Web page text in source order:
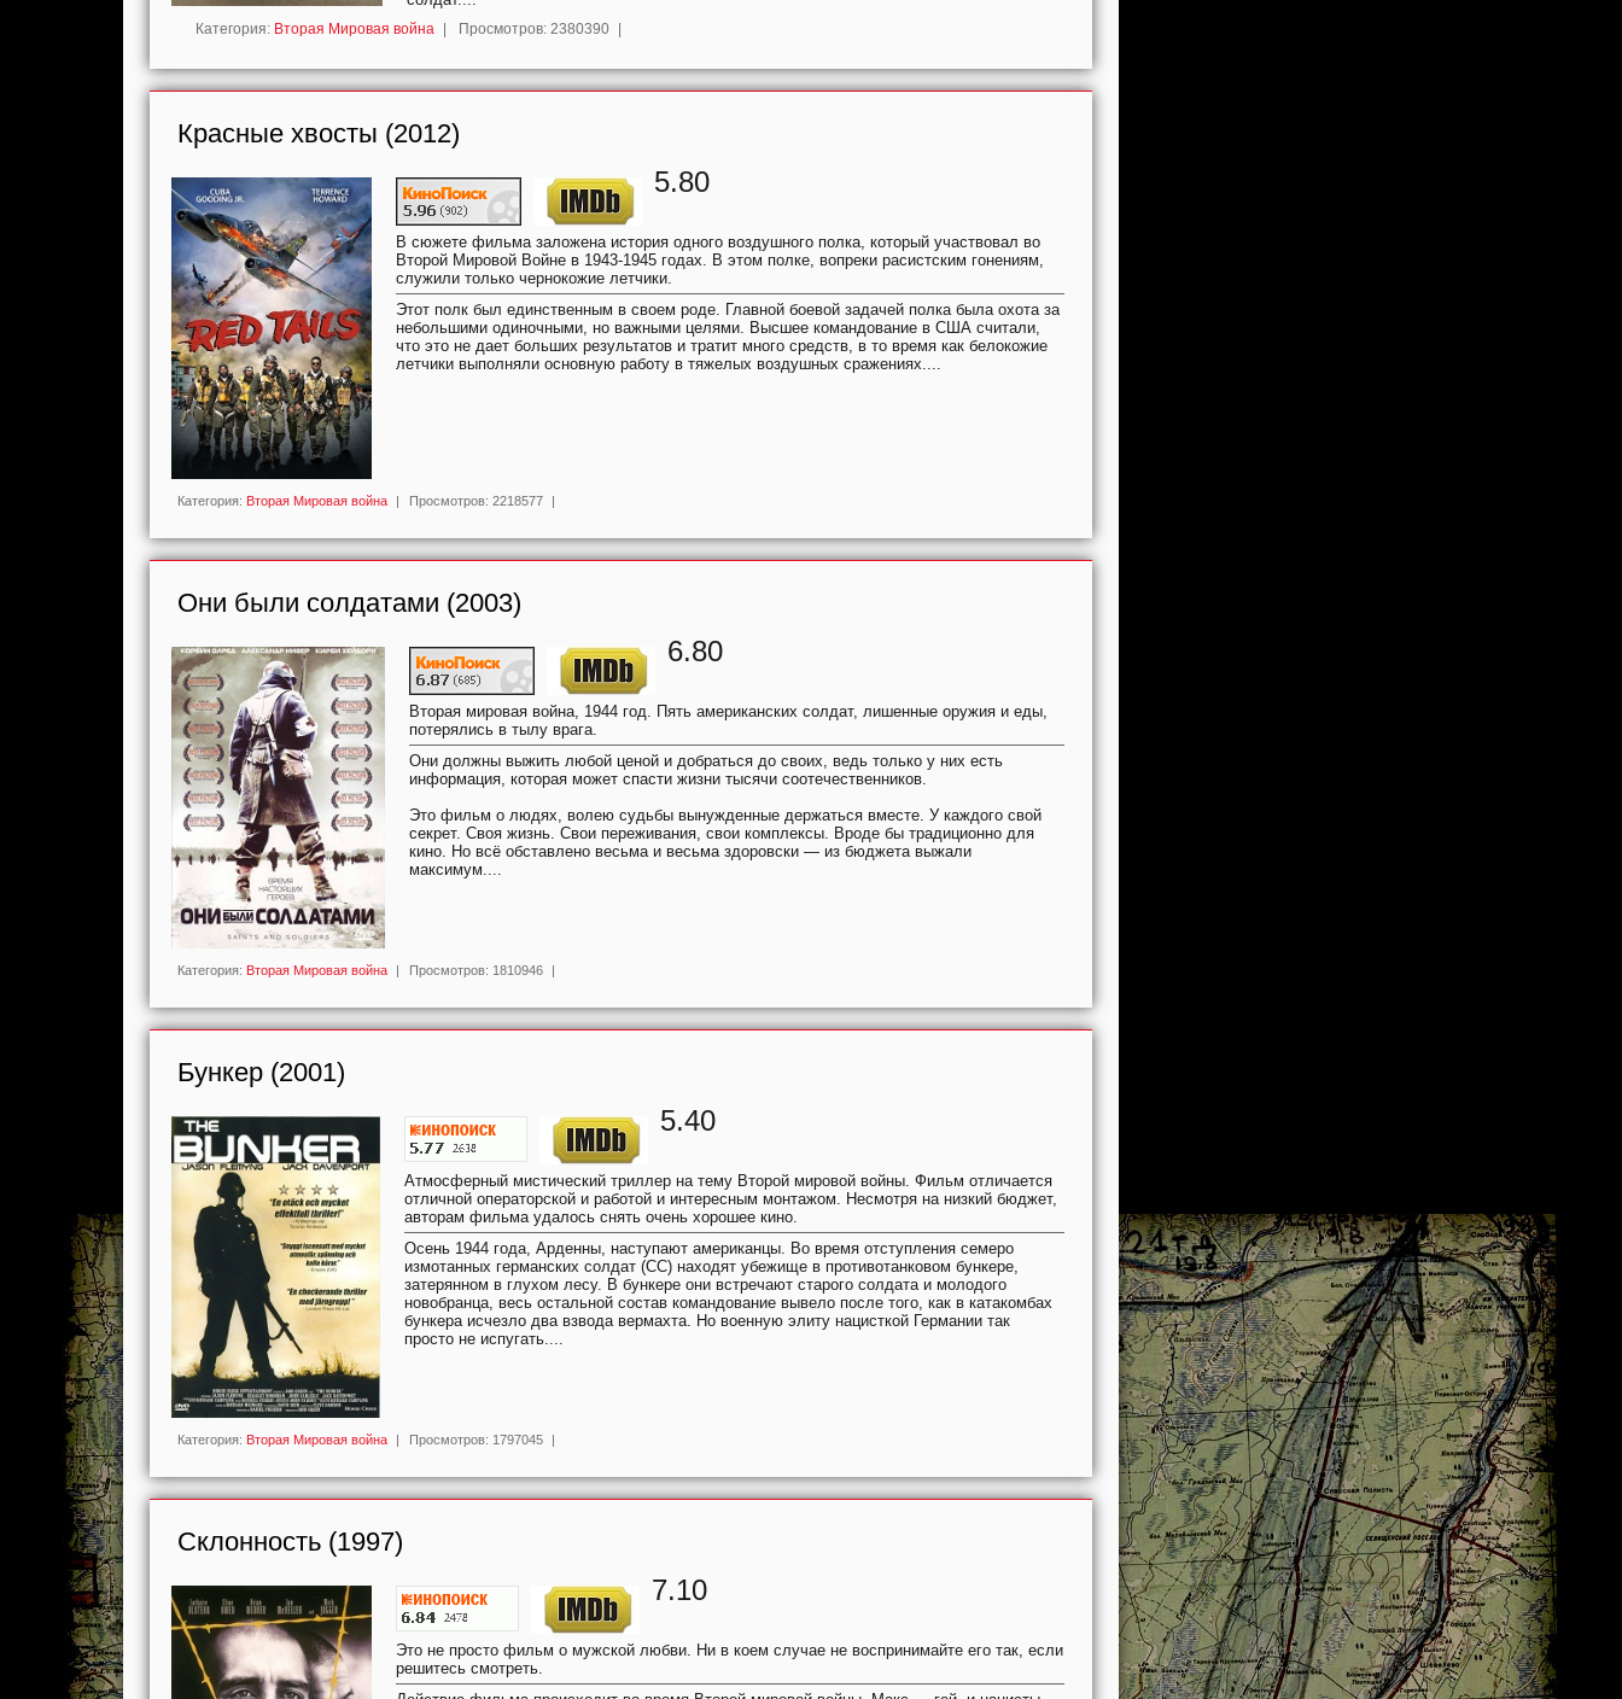
Категория: Вторая Мировая война Просмотров: 2380390
Красные хвосты (2012)
5.80
В сюжете фильма заложена история одного воздушного полка, который участвовал во
Второй Мировой Войне в 1943-1945 годах. В этом полке, вопреки расистским гонениям,
служили только чернокожие летчики.
Этот полк был единственным в своем роде. Главной боевой задачей полка была охота за
небольшими одиночными, но важными целями. Высшее командование в США считали,
что это не дает больших результатов и тратит много средств, в то время как белокожие
летчики выполняли основную работу в тяжелых воздушных сражениях....
Категория: Вторая Мировая война | Просмотров: 2218577 |
Они были солдатами (2003)
6.80
Вторая мировая война, 1944 год. Пять американских солдат, лишенные оружия и еды,
потерялись в тылу врага.
Они должны выжить любой ценой и добраться до своих, ведь только у них есть
информация, которая может спасти жизни тысячи соотечественников.
Это фильм о людях, волею судьбы вынужденные держаться вместе. У каждого свой
секрет. Своя жизнь. Свои переживания, свои комплексы. Вроде бы традиционно для
кино. Но всё обставлено весьма и весьма здоровски — из бюджета выжали
максимум....
Категория: Вторая Мировая война | Просмотров: 1810946 |
Бункер (2001)
5.40
Атмосферный мистический триллер на тему Второй мировой войны. Фильм отличается
отличной операторской и работой и интересным монтажом. Несмотря на низкий бюджет,
авторам фильма удалось снять очень хорошее кино.
Осень 1944 года, Арденны, наступают американцы. Во время отступления семеро
измотанных германских солдат (СС) находят убежище в противотанковом бункере,
затерянном в глухом лесу. В бункере они встречают старого солдата и молодого
новобранца, весь остальной состав командование вывело после того, как в катакомбах
бункера исчезло два взвода вермахта. Но военную элиту нацисткой Германии так
просто не испугать....
Категория: Вторая Мировая война | Просмотров: 1797045 |
Склонность (1997)
7.10
Это не просто фильм о мужской любви. Ни в коем случае не воспринимайте его так, если
решитесь смотреть.